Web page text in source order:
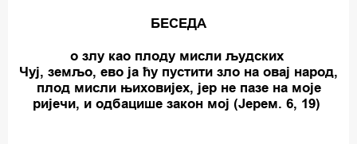
БЕСЕДА
о злу као плоду мисли људских
Чуј, земљо, ево ја ћу пустити зло на овај народ,
плод мисли њиховијех, јер не пазе на моје
ријечи, и одбацише закон мој (Јерем. 6, 19)